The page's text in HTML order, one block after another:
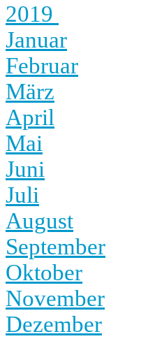
2019
Januar
Februar
März
April
Mai
Juni
Juli
August
September
Oktober
November
Dezember